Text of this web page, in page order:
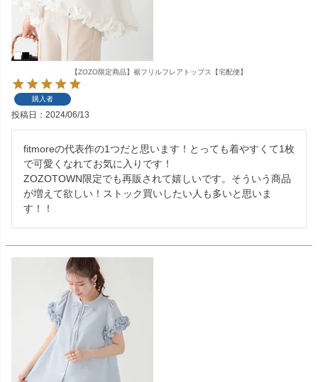
【ZOZO限定商品】裾フリルフレアトップス【宅配便】
購入者
投稿日 2024/06/13
fitmoreの代表作の1つだと思います！とっても着やすくて1枚
で可愛くなれてお気に入りです！
ZOZOTOWN限定でも再販されて嬉しいです。そういう商品
が増えて欲しい！ストック買いしたい人も多いと思いま
す！！